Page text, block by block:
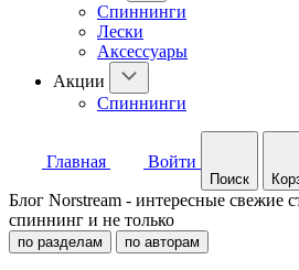
Спиннинги
Лески
Аксессуары
Акции
Спиннинги
Главная Войти
Поиск
Блог Norstream - интересные свежие
спиннинг и не только
по разделам по авторам